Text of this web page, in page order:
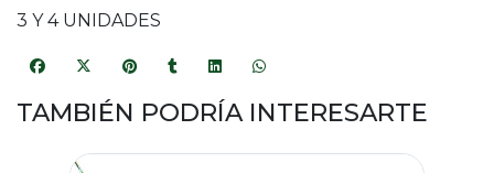
3 Y 4 UNIDADES
TAMBIÉN PODRÍA INTERESARTE